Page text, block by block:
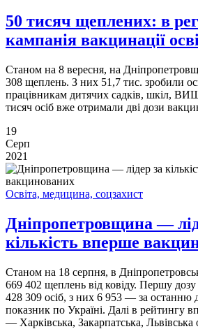
50 тисяч щеплених: в
кампанія вакцинації
Станом на 8 вересня, на
308 щеплень. З них 51,7 тис. зробили
працівникам дитячих садків, шкіл,
тисяч осіб вже отримали дві дози
19
Серп
2021
Освіта, медицина, соцзахист
Дніпропетровщина —
кількість вперше
Станом на 18 серпня, в
669 402 щеплень від ковіду. Першу
428 309 осіб, з них 6 953 — за останню
показник по Україні. Далі в рейтингу
— Харківська, Закарпатська, Львівська